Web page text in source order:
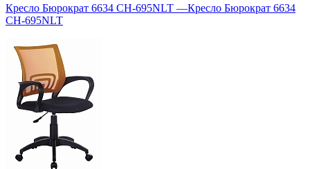
Кресло Бюрократ 6634 CH-695NLT —Кресло Бюрократ 6634
CH-695NLT